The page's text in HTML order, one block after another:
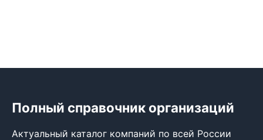
Полный справочник организаций
Актуальный каталог компаний по всей России